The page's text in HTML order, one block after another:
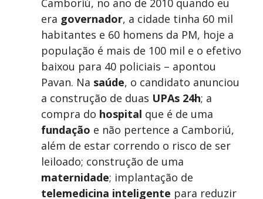
Camboriú, no ano de 2010 quando eu
era governador, a cidade tinha 60 mil
habitantes e 60 homens da PM, hoje a
população é mais de 100 mil e o efetivo
baixou para 40 policiais – apontou
Pavan. Na saúde, o candidato anunciou
a construção de duas UPAs 24h; a
compra do hospital que é de uma
fundação e não pertence a Camboriú,
além de estar correndo o risco de ser
leiloado; construção de uma
maternidade; implantação de
telemedicina inteligente para reduzir